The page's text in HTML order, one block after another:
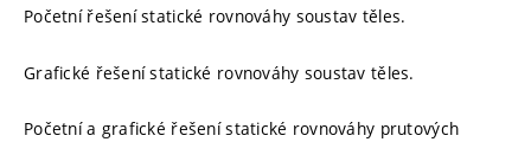
Početní řešení statické rovnováhy soustav těles.
Grafické řešení statické rovnováhy soustav těles.
Početní a grafické řešení statické rovnováhy prutových